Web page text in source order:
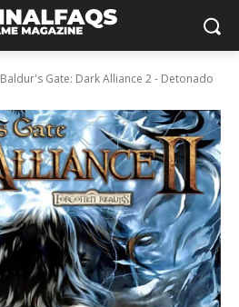
Baldur's Gate: Dark Alliance 2 - Detonado